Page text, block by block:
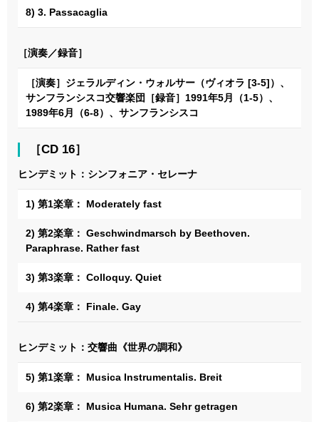
8) 3. Passacaglia
［演奏／録音］
［演奏］ジェラルディン・ウォルサー（ヴィオラ [3-5]）、
サンフランシスコ交響楽団［録音］1991年5月（1-5）、
1989年6月（6-8）、サンフランシスコ
［CD 16］
ヒンデミット：シンフォニア・セレーナ
1) 第1楽章： Moderately fast
2) 第2楽章： Geschwindmarsch by Beethoven.
Paraphrase. Rather fast
3) 第3楽章： Colloquy. Quiet
4) 第4楽章： Finale. Gay
ヒンデミット：交響曲《世界の調和》
5) 第1楽章： Musica Instrumentalis. Breit
6) 第2楽章： Musica Humana. Sehr getragen